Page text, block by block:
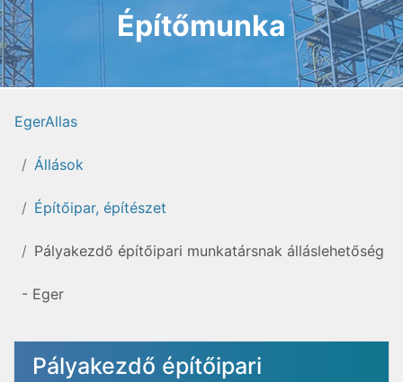
Építőmunka
EgerAllas
Állások
Építőipar, építészet
Pályakezdő építőipari munkatársnak álláslehetőség
- Eger
Pályakezdő építőipari